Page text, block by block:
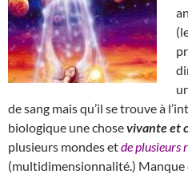
de sang mais qu’il se trouve à
biologique une chosevivante et
plusieurs mondes etde plusieurs
(multidimensionnalité.) Manque